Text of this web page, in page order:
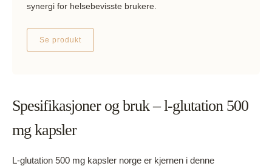
synergi for helsebevisste brukere.
Se produkt
Spesifikasjoner og bruk – l-glutation 500
mg kapsler
L-glutation 500 mg kapsler norge er kjernen i denne